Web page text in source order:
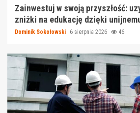
Zainwestuj w swoją przyszłość:
zniżki na edukację dzięki
Dominik Sokołowski 6 sierpnia 2026 46